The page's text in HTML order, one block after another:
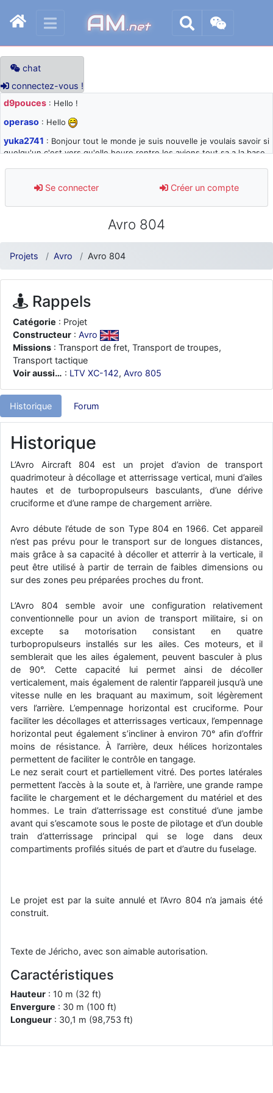
AM.net
chat
connectez-vous !
d9pouces : Hello !
operaso : Hello
yuka2741 : Bonjour tout le monde je suis nouvelle je voulais savoir si
quelqu'un c'est vers qu'elle heure rentre les avions tout sa a la base
d9pouces: désolé pour les quelques blocages du site ces derniers
jours : je teste des méthodes contre le spam et les bots trop nocifs
: Super, la nouvelle bannière
d9pouces
: je suis un avion@,._,+ > lesquels ? je ne suis pas sûr de
comprendre
d9pouces: ouakamois > si tu parles du sujet sur l'Armée de l'Air,
bien sûr que oui !
je suis un avion@,._,+
moi et quelques avions n'ont pas les mêmes noms qu'aujourd'hui
ouakamois
: Bonjourà toutes et à tous.en espérantque ces
quelques images du Pays Basque vous auront plu ; Agur…
d9pouces: Je me rattraperai à la Ferté samedi
d9pouces: Malheureusement nonun peu trop loin pour moi !
fox_50: Bonjour, certains parmis vous étaient-ils présent au
meeting de Lann Bihoué de 2026 ?
cachée dans les pins: Coucou et excellente année 2026 à tous et
jericho : Bonne année et tous mes meilleurs voeux à tous pour
2026 !
little boy: je vous souhaite un bon réveillon pour cette nouvelle
jericho: Merci D9pouces, à mon tour de souhaiter un Joyeux Noël
et de bonnes fêtes de fin d'année.
d9pouces: Joyeux Noël à tous !
d9pouces: mais tu peux tenter l'un des rares lycées militaires
d9pouces
: C'est plutôt après le lycée, voire après une prépa
scientifique, tu as donc encore un peu de temps devant toi
yaellerigolow: bonjour a tous je suis un élève de première
passionnée par l'aviation militaire , pourrais je savoir que faire après
le lycée pour s'orienter et pouvoir devenir officier de l'armée de l'air?
d9pouces: lesquels, par exemple ?
mahmoud: bonsoir, très instructif ce site .mais nous aimerions avoir
les photo des anciens appareils de l'armée de l'air de la haute -volta
d9pouces: Ça me casse quand même bien les pieds, j’avoue
jericho : Pour moi tout est à nouveau OK dirait-on… Merci à toi.
d9pouces: En espérant n’avoir coupé les accessoires de personne
au passage !
d9pouces : j'ai trouvé un palliatif un peu violent, mais ça devrait aller
un peu mieux
d9pouces: cette fois, c'est le Brésil et Singapour qui mettent le site
par terre
d9pouces
: Désolé ! Mon filtrage a été un peu trop violent
manifestement
Se connecter Créer un compte
Avro 804
Projets Avro Avro 804
Rappels
Catégorie : Projet
Constructeur : Avro
Missions : Transport de fret, Transport de troupes,
Transport tactique
Voir aussi… : LTV XC-142, Avro 805
Historique Forum
Historique
L’Avro Aircraft 804 est un projet d’avion de transport
quadrimoteur à décollage et atterrissage vertical, muni d’ailes
hautes et de turbopropulseurs basculants, d’une dérive
cruciforme et d’une rampe de chargement arrière.
Avro débute l’étude de son Type 804 en 1966. Cet appareil
n’est pas prévu pour le transport sur de longues distances,
mais grâce à sa capacité à décoller et atterrir à la verticale, il
peut être utilisé à partir de terrain de faibles dimensions ou
sur des zones peu préparées proches du front.
L’Avro 804 semble avoir une configuration relativement
conventionnelle pour un avion de transport militaire, si on
excepte sa motorisation consistant en quatre
turbopropulseurs installés sur les ailes. Ces moteurs, et il
semblerait que les ailes également, peuvent basculer à plus
de 90°. Cette capacité lui permet ainsi de décoller
verticalement, mais également de ralentir l’appareil jusqu’à une
vitesse nulle en les braquant au maximum, soit légèrement
vers l’arrière. L’empennage horizontal est cruciforme. Pour
faciliter les décollages et atterrissages verticaux, l’empennage
horizontal peut également s’incliner à environ 70° afin d’offrir
moins de résistance. À l’arrière, deux hélices horizontales
permettent de faciliter le contrôle en tangage.
Le nez serait court et partiellement vitré. Des portes latérales
permettent l’accès à la soute et, à l’arrière, une grande rampe
facilite le chargement et le déchargement du matériel et des
hommes. Le train d’atterrissage est constitué d’une jambe
avant qui s’escamote sous le poste de pilotage et d’un double
train d’atterrissage principal qui se loge dans deux
compartiments profilés situés de part et d’autre du fuselage.
Le projet est par la suite annulé et l’Avro 804 n’a jamais été
construit.
Texte de Jéricho, avec son aimable autorisation.
Caractéristiques
Hauteur : 10 m (32 ft)
Envergure : 30 m (100 ft)
Longueur : 30,1 m (98,753 ft)